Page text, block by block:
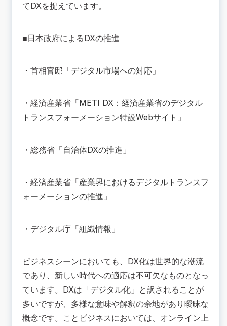
てDXを捉えています。
■日本政府によるDXの推進
・首相官邸「デジタル市場への対応 」
・経済産業省「METI DX：経済産業省のデジタル
トランスフォーメーション特設Webサイト 」
・総務省「自治体DXの推進 」
・経済産業省「産業界におけるデジタルトランスフ
ォーメーションの推進 」
・デジタル庁「組織情報 」
ビジネスシーンにおいても、DX化は世界的な潮流
であり、新しい時代への適応は不可欠なものとなっ
ています。DXは「デジタル化」と訳されることが
多いですが、多様な意味や解釈の余地があり曖昧な
概念です。ことビジネスにおいては、オンライン上